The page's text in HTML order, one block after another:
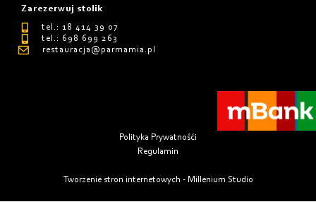
Zarezerwuj stolik
tel.: 18 414 39 07
tel.: 698 699 263
restauracja@parmamia.pl
Polityka Prywatnośći
Regulamin
Tworzenie stron internetowych - Millenium Studio